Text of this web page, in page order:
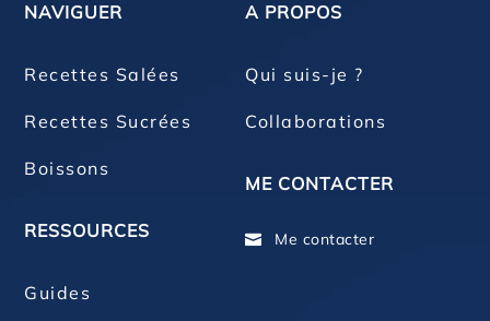
NAVIGUER
Recettes Salées
Recettes Sucrées
Boissons
RESSOURCES
Guides
A PROPOS
Qui suis-je ?
Collaborations
ME CONTACTER
 Me contacter